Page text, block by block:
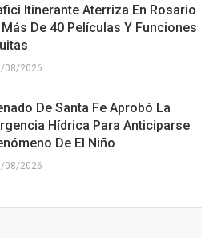
Itinerante Aterriza En Rosario
De 40 Películas Y Funciones
08/2026
De Santa Fe Aprobó La
Hídrica Para Anticiparse
De El Niño
08/2026